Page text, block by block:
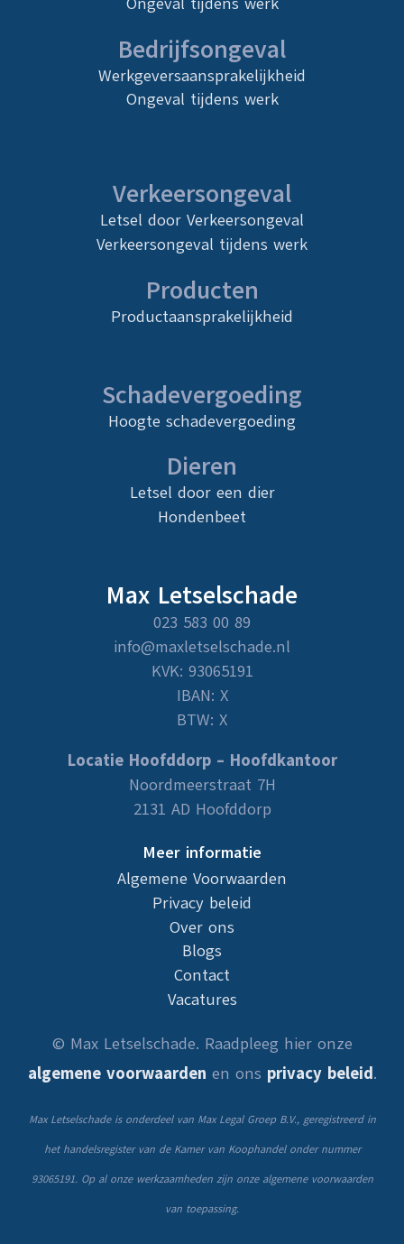
Bedrijfsongeval
Werkgeversaansprakelijkheid
Ongeval tijdens werk
Verkeersongeval
Letsel door Verkeersongeval
Verkeersongeval tijdens werk
Producten
Productaansprakelijkheid
Schadevergoeding
Hoogte schadevergoeding
Dieren
Letsel door een dier
Hondenbeet
Max Letselschade
023 583 00 89
info@maxletselschade.nl
KVK: 93065191
IBAN: X
BTW: X
Locatie Hoofddorp – Hoofdkantoor
Noordmeerstraat 7H
2131 AD Hoofddorp
Meer informatie
Algemene Voorwaarden
Privacy beleid
Over ons
Blogs
Contact
Vacatures
© Max Letselschade. Raadpleeg hier onze
algemene voorwaarden en ons privacy beleid.
Max Letselschade is onderdeel van Max Legal Groep B.V., geregistreerd in
het handelsregister van de Kamer van Koophandel onder nummer
93065191. Op al onze werkzaamheden zijn onze algemene voorwaarden
van toepassing.